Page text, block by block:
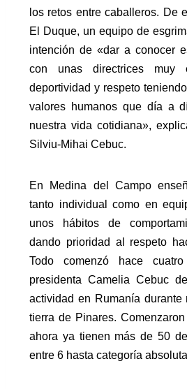
los retos entre caballeros. De
El Duque, un equipo de
intención de «dar a conocer
con unas directrices muy
deportividad y respeto
valores humanos que día a
nuestra vida cotidiana»,
Silviu-Mihai Cebuc.
En Medina del Campo
tanto individual como en
unos hábitos de
dando prioridad al respeto
Todo comenzó hace
presidenta Camelia Cebuc
actividad en Rumanía durante
tierra de Pinares.
ahora ya tienen más de 50
entre 6 hasta categoría